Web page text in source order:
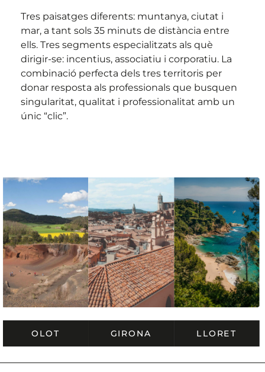
Tres paisatges diferents: muntanya, ciutat i
mar, a tant sols 35 minuts de distància entre
ells. Tres segments especialitzats als què
dirigir-se: incentius, associatiu i corporatiu. La
combinació perfecta dels tres territoris per
donar resposta als professionals que busquen
singularitat, qualitat i professionalitat amb un
únic “clic”.
OLOT GIRONA LLORET